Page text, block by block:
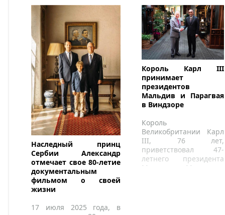
Наследный принц
Сербии Александр
отмечает свое 80-летие
документальным
фильмом о своей
жизни
17 июля 2025 года, в
Король Карл III
принимает
президентов
Мальдив и Парагвая
в Виндзоре
Король
Великобритании Карл
III, 76 лет,
приветствовал 47-
летнего президента
Мохамеда Муиззу в